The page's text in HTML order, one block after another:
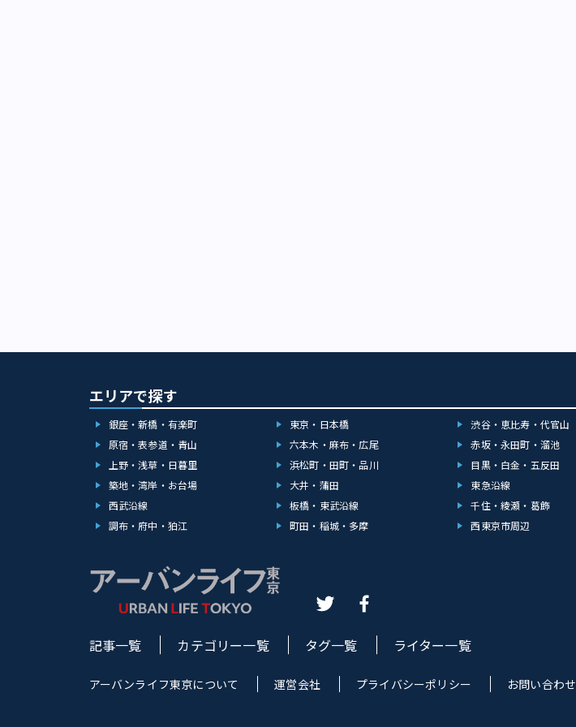
エリアで探す
銀座・新橋・有楽町 東京・日本橋 渋谷・恵比寿・代官山
原宿・表参道・青山
六本木・麻布・広尾 赤坂・永田町・溜池
上野・浅草・日暮里
浜松町・田町・品川 目黒・白金・五反田
築地・湾岸・お台場
大井・蒲田 東急沿線
西武沿線
板橋・東武沿線 千住・綾瀬・葛飾
調布・府中・狛江
町田・稲城・多摩 西東京市周辺
記事一覧 カテゴリー一覧 タグ一覧 ライター一覧
アーバンライフ東京について 運営会社 プライバシーポリシー お問い合わせ